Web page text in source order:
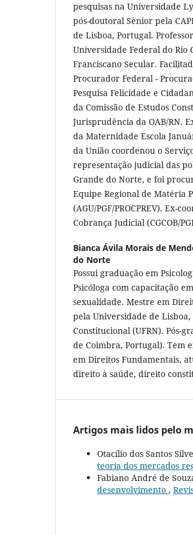
pesquisas na Universidade
pós-doutoral Sênior pela
de Lisboa, Portugal.
Universidade Federal do Rio
Franciscano Secular.
Procurador Federal -
Pesquisa Felicidade e
da Comissão de Estudos
Jurisprudência da OAB/RN.
da Maternidade Escola
da União coordenou o
representação judicial das
Grande do Norte, e foi
Equipe Regional de Matéria
(AGU/PGF/PROCPREV). Ex-
Cobrança Judicial (CGCOB/
Bianca Ávila Morais de
do Norte
Possui graduação em
Psicóloga com capacitação
sexualidade. Mestre em
pela Universidade de
Constitucional (UFRN). Pós-
de Coimbra, Portugal). Tem
em Direitos Fundamentais,
direito à saúde, direito
Artigos mais lidos pelo
Otacílio dos Santos
teoria dos mercados
Fabiano André de
desenvolvimento ,